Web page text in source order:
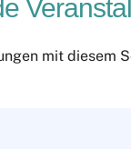
mit diesem